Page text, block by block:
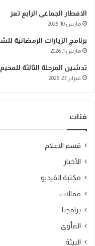
ي
الافطار الجماعي الرابع تعز
مارس 10, 2026
برنامج الزيارات الرمضانية
مارس 1, 2026
تدشين المرحلة الثالثة للمخيم
فبراير 23, 2026
فئات
قسم الاعلام
الأخبار
مكتبة الفيديو
مقالات
برامجنا
المأوى
البيئة